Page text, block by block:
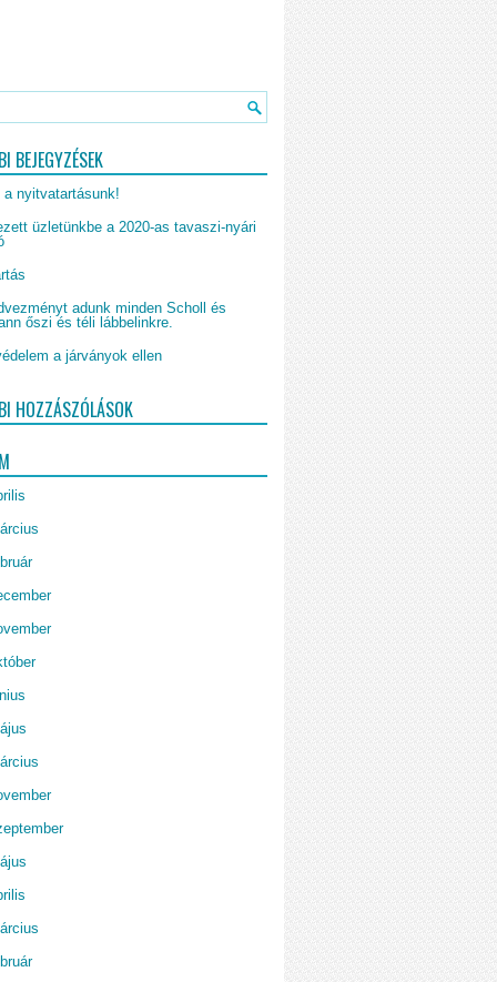
BEJEGYZÉSEK
nyitvatartásunk!
üzletünkbe a 2020-as tavaszi-nyári
adunk minden Scholl és
őszi és téli lábbelinkre.
a járványok ellen
HOZZÁSZÓLÁSOK